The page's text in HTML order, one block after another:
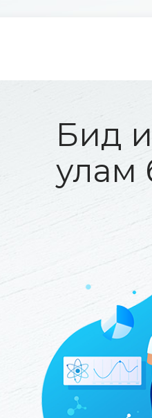
Бид
улам